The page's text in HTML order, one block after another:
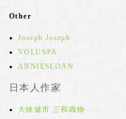
Other
Joseph Joseph
VOLUSPA
ANNIESLOAN
日本人作家
大峡健市 三和織物